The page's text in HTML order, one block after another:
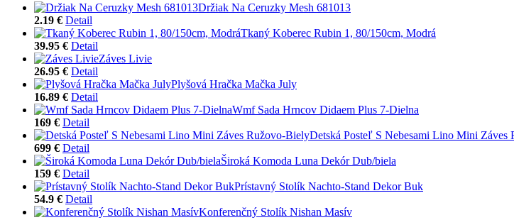
Držiak Na Ceruzky Mesh 681013
2.19 € Detail
Tkaný Koberec Rubin 1, 80/150cm, Modrá
39.95 € Detail
Záves Livie
26.95 € Detail
Plyšová Hračka Mačka July
16.89 € Detail
Wmf Sada Hrncov Didaem Plus 7-Dielna
169 € Detail
Detská Posteľ S Nebesami Lino Mini Záves
699 € Detail
Široká Komoda Luna Dekór Dub/biela
159 € Detail
Prístavný Stolík Nachto-Stand Dekor Buk
54.9 € Detail
Konferenčný Stolík Nishan Masív